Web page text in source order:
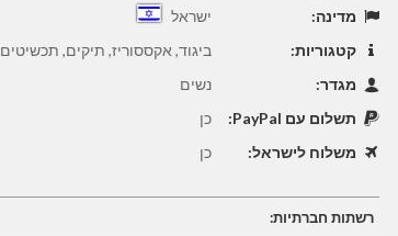
מדינה:
ישראל
קטגוריות:
ביגוד, אקססוריז, תיקים, תכשיטים
מגדר:
נשים
תשלום עם PayPal:
כן
משלוח לישראל:
כן
רשתות חברתיות: